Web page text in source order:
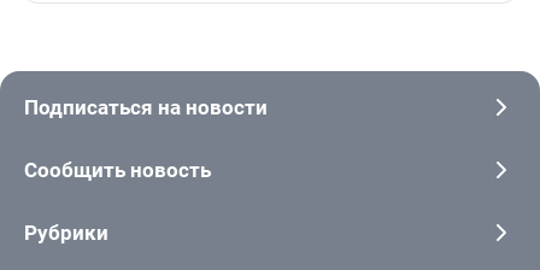
Подписаться на новости
Сообщить новость
Рубрики